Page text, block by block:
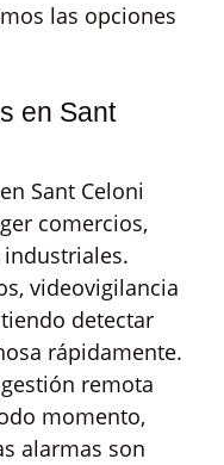
las opciones
en Sant
Sant Celoni
comercios,
videovigilancia
detectar
rápidamente.
remota
momento,
alarmas son